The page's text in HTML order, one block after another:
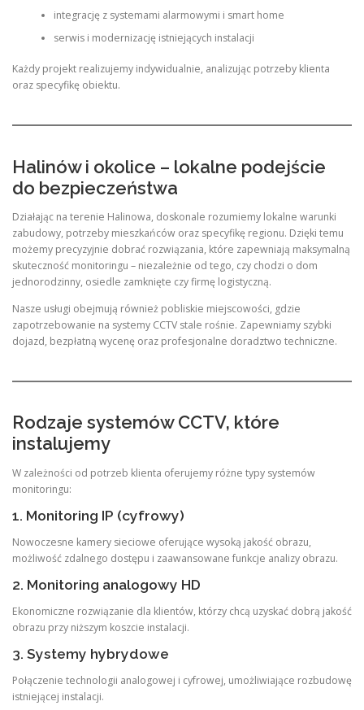
integrację z systemami alarmowymi i smart home
serwis i modernizację istniejących instalacji
Każdy projekt realizujemy indywidualnie, analizując potrzeby klienta
oraz specyfikę obiektu.
Halinów i okolice – lokalne podejście
do bezpieczeństwa
Działając na terenie Halinowa, doskonale rozumiemy lokalne warunki
zabudowy, potrzeby mieszkańców oraz specyfikę regionu. Dzięki temu
możemy precyzyjnie dobrać rozwiązania, które zapewniają maksymalną
skuteczność monitoringu – niezależnie od tego, czy chodzi o dom
jednorodzinny, osiedle zamknięte czy firmę logistyczną.
Nasze usługi obejmują również pobliskie miejscowości, gdzie
zapotrzebowanie na systemy CCTV stale rośnie. Zapewniamy szybki
dojazd, bezpłatną wycenę oraz profesjonalne doradztwo techniczne.
Rodzaje systemów CCTV, które
instalujemy
W zależności od potrzeb klienta oferujemy różne typy systemów
monitoringu:
1. Monitoring IP (cyfrowy)
Nowoczesne kamery sieciowe oferujące wysoką jakość obrazu,
możliwość zdalnego dostępu i zaawansowane funkcje analizy obrazu.
2. Monitoring analogowy HD
Ekonomiczne rozwiązanie dla klientów, którzy chcą uzyskać dobrą jakość
obrazu przy niższym koszcie instalacji.
3. Systemy hybrydowe
Połączenie technologii analogowej i cyfrowej, umożliwiające rozbudowę
istniejącej instalacji.